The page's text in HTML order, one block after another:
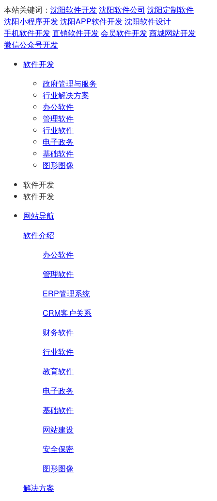
本站关键词： 沈阳软件开发沈阳软件公司 沈阳定制软件
沈阳小程序开发沈阳APP软件开发沈阳软件设计
手机软件开发直销软件开发会员软件开发商城网站开发
微信公众号开发
软件开发
政府管理与服务
行业解决方案
办公软件
管理软件
行业软件
电子政务
基础软件
图形图像
软件开发
软件开发
网站导航
软件介绍
办公软件
管理软件
ERP管理系统
CRM客户关系
财务软件
行业软件
教育软件
电子政务
基础软件
网站建设
安全保密
图形图像
解决方案